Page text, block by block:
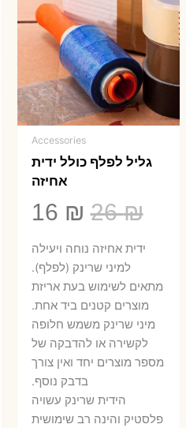
Accessories
גליל לפלף כולל ידית
אחיזה
26₪
המחיר
המקורי
היה:
26 ₪.
16 ₪
ידית אחיזה נוחה ויעילה
למיני שרינק (לפלף).
מתאים לשימוש בעת אריזת
מוצרים קטנים ביד אחת.
​מיני שרינק משמש חלופה
לקשירה או להדבקה של
מספר מוצרים יחד ואין צורך
בדבק נוסף.
הידית שרינק עשויה
פלסטיק והינה רב שימושית